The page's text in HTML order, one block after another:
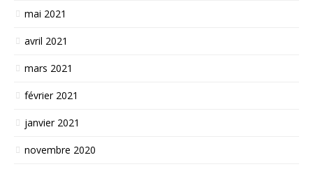
mai 2021
avril 2021
mars 2021
février 2021
janvier 2021
novembre 2020